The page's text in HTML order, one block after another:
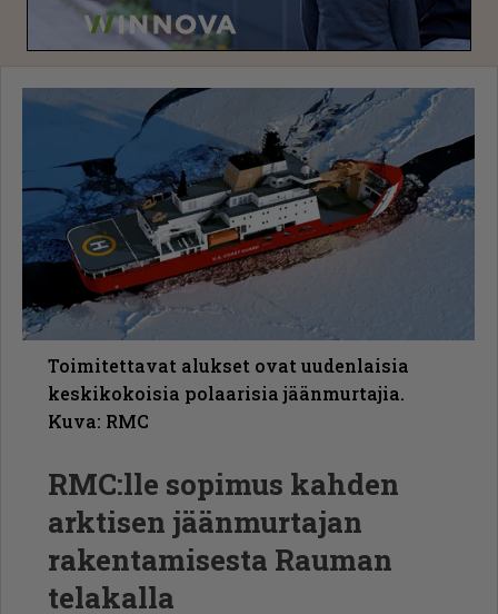
Toimitettavat alukset ovat uudenlaisia
keskikokoisia polaarisia jäänmurtajia.
Kuva: RMC
RMC:lle sopimus kahden
arktisen jäänmurtajan
rakentamisesta Rauman
telakalla